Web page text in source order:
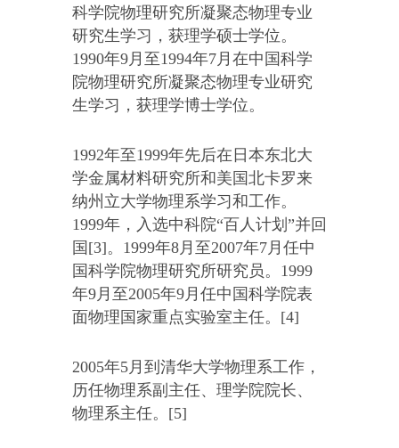
科学院物理研究所凝聚态物理专业
研究生学习，获理学硕士学位。
1990年9月至1994年7月在中国科学
院物理研究所凝聚态物理专业研究
生学习，获理学博士学位。
1992年至1999年先后在日本东北大
学金属材料研究所和美国北卡罗来
纳州立大学物理系学习和工作。
1999年，入选中科院“百人计划”并回
国[3]。1999年8月至2007年7月任中
国科学院物理研究所研究员。1999
年9月至2005年9月任中国科学院表
面物理国家重点实验室主任。[4]
2005年5月到清华大学物理系工作，
历任物理系副主任、理学院院长、
物理系主任。[5]